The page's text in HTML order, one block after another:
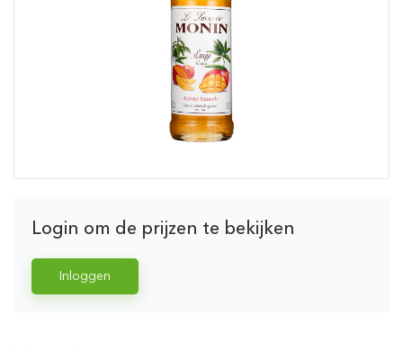
Login om de prijzen te bekijken
Inloggen